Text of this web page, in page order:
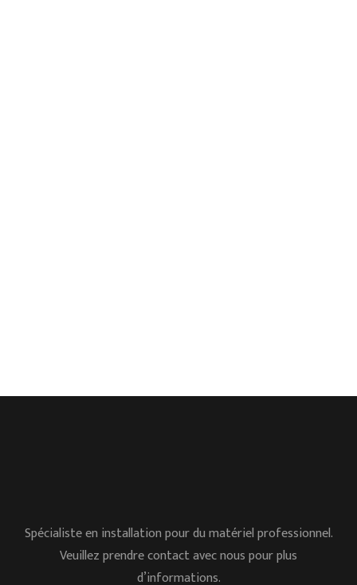
Spécialiste en installation pour du matériel professionnel.
Veuillez prendre contact avec nous pour plus
d’informations.